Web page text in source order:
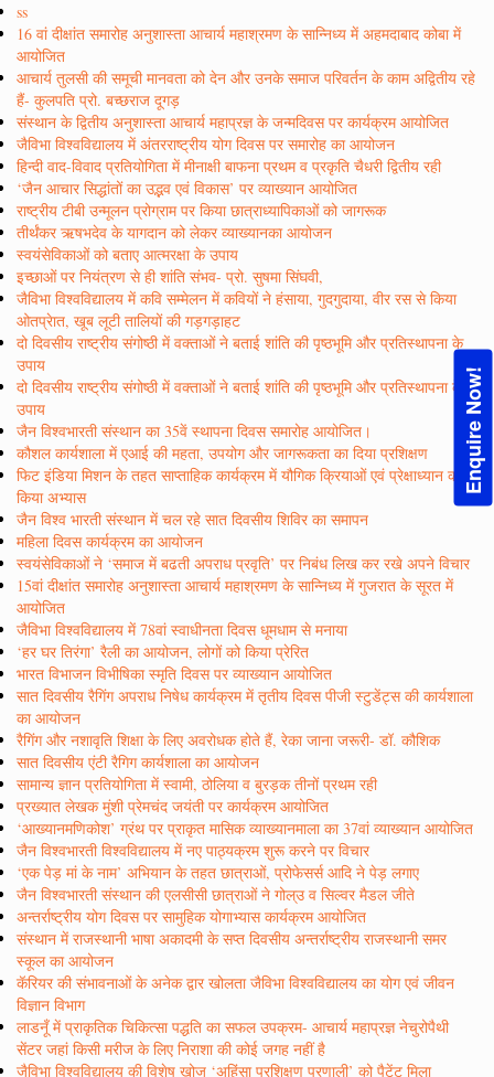
Enquire Now!
ss
16 वां दीक्षांत समारोह अनुशास्ता आचार्य महाश्रमण के सान्निध्य में अहमदाबाद कोबा में
आयोजित
आचार्य तुलसी की समूची मानवता को देन और उनके समाज परिवर्तन के काम अद्वितीय रहे
हैं- कुलपति प्रो. बच्छराज दूगड़
संस्थान के द्वितीय अनुशास्ता आचार्य महाप्रज्ञ के जन्मदिवस पर कार्यक्रम आयोजित
जैविभा विश्वविद्यालय में अंतरराष्ट्रीय योग दिवस पर समारोह का आयोजन
हिन्दी वाद-विवाद प्रतियोगिता में मीनाक्षी बाफना प्रथम व प्रकृति चैधरी द्वितीय रही
‘जैन आचार सिद्धांतों का उद्भव एवं विकास’ पर व्याख्यान आयोजित
राष्ट्रीय टीबी उन्मूलन प्रोग्राम पर किया छात्राध्यापिकाओं को जागरूक
तीर्थंकर ऋषभदेव के यागदान को लेकर व्याख्यानका आयोजन
स्वयंसेविकाओं को बताए आत्मरक्षा के उपाय
इच्छाओं पर नियंत्रण से ही शांति संभव- प्रो. सुषमा सिंघवी,
जैविभा विश्वविद्यालय में कवि सम्मेलन में कवियों ने हंसाया, गुदगुदाया, वीर रस से किया
ओतप्रेात, खूब लूटी तालियों की गड़गड़ाहट
दो दिवसीय राष्ट्रीय संगोष्ठी में वक्ताओं ने बताई शांति की पृष्ठभूमि और प्रतिस्थापना के
उपाय
दो दिवसीय राष्ट्रीय संगोष्ठी में वक्ताओं ने बताई शांति की पृष्ठभूमि और प्रतिस्थापना के
उपाय
जैन विश्वभारती संस्थान का 35वें स्थापना दिवस समारोह आयोजित।
कौशल कार्यशाला में एआई की महता, उपयोग और जागरूकता का दिया प्रशिक्षण
फिट इंडिया मिशन के तहत साप्ताहिक कार्यक्रम में यौगिक क्रियाओं एवं प्रेक्षाध्यान का
किया अभ्यास
जैन विश्व भारती संस्थान में चल रहे सात दिवसीय शिविर का समापन
महिला दिवस कार्यक्रम का आयोजन
स्वयंसेविकाओं ने ‘समाज में बढती अपराध प्रवृति’ पर निबंध लिख कर रखे अपने विचार
15वां दीक्षांत समारोह अनुशास्ता आचार्य महाश्रमण के सान्निध्य में गुजरात के सूरत में
आयोजित
जैविभा विश्वविद्यालय में 78वां स्वाधीनता दिवस धूमधाम से मनाया
‘हर घर तिरंगा’ रैली का आयोजन, लोगों को किया प्रेरित
भारत विभाजन विभीषिका स्मृति दिवस पर व्याख्यान आयोजित
सात दिवसीय रैगिंग अपराध निषेध कार्यक्रम में तृतीय दिवस पीजी स्टुडेंट्स की कार्यशाला
का आयोजन
रैगिंग और नशावृति शिक्षा के लिए अवरोधक होते हैं, रेका जाना जरूरी- डॉ. कौशिक
सात दिवसीय एंटी रैगिग कार्यशाला का आयोजन
सामान्य ज्ञान प्रतियोगिता में स्वामी, ठोलिया व बुरड़क तीनों प्रथम रही
प्रख्यात लेखक मुंशी प्रेमचंद जयंती पर कार्यक्रम आयोजित
‘आख्यानमणिकोश’ ग्रंथ पर प्राकृत मासिक व्याख्यानमाला का 37वां व्याख्यान आयोजित
जैन विश्वभारती विश्वविद्यालय में नए पाठ्यक्रम शुरू करने पर विचार
‘एक पेड़ मां के नाम’ अभियान के तहत छात्राओं, प्रोफेसर्स आदि ने पेड़ लगाए
जैन विश्वभारती संस्थान की एलसीसी छात्राओं ने गोल्उ व सिल्वर मैडल जीते
अन्तर्राष्ट्रीय योग दिवस पर सामुहिक योगाभ्यास कार्यक्रम आयोजित
संस्थान में राजस्थानी भाषा अकादमी के सप्त दिवसीय अन्तर्राष्ट्रीय राजस्थानी समर
स्कूल का आयोजन
कॅरियर की संभावनाओं के अनेक द्वार खोलता जैविभा विश्वविद्यालय का योग एवं जीवन
विज्ञान विभाग
लाडनूँ में प्राकृतिक चिकित्सा पद्धति का सफल उपक्रम- आचार्य महाप्रज्ञ नेचुरोपैथी
सेंटर जहां किसी मरीज के लिए निराशा की कोई जगह नहीं है
जैविभा विश्वविद्यालय की विशेष खोज ‘अहिंसा प्रशिक्षण प्रणाली’ को पैटेंट मिला